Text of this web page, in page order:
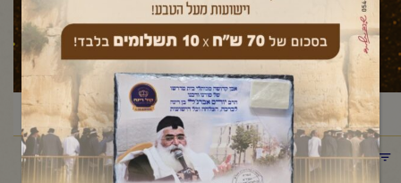
ראשי/מאמר לשבת/ ויקרא/תזריע/ פרשת תזריע-מצורע
תפריט קטגוריות